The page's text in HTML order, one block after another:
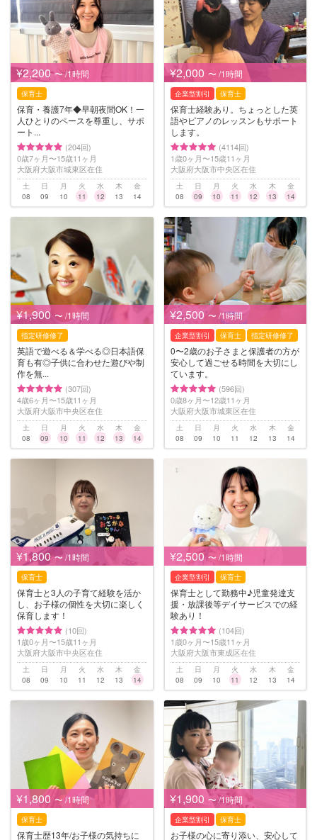
¥2,200 〜 /1時間
保育士
保育・養護7年◆早朝夜間OK！一
人ひとりのペースを尊重し、サポ
ート...
(204回)
0歳7ヶ月〜15歳11ヶ月
大阪府大阪市城東区在住
土
08
日
09
月
10
火
11
水
12
木
13
金
14
¥2,000 〜 /1時間
企業型割引 保育士
保育士経験あり。ちょっとした英
語やピアノのレッスンもサポート
します。
(4114回)
1歳0ヶ月〜15歳11ヶ月
大阪府大阪市中央区在住
土
08
日
09
月
10
火
11
水
12
木
13
金
14
¥1,900 〜 /1時間
指定研修修了
英語で遊べる＆学べる◎日本語保
育も有◎子供に合わせた遊びや制
作を無...
(307回)
4歳6ヶ月〜15歳11ヶ月
大阪府大阪市中央区在住
土
08
日
09
月
10
火
11
水
12
木
13
金
14
¥2,500 〜 /1時間
企業型割引 保育士 指定研修修了
0〜2歳のお子さまと保護者の方が
安心して過ごせる時間を大切にし
ています。
(596回)
0歳8ヶ月〜12歳11ヶ月
大阪府大阪市城東区在住
土
08
日
09
月
10
火
11
水
12
木
13
金
14
¥1,800 〜 /1時間
保育士
保育士と3人の子育て経験を活か
し、お子様の個性を大切に楽しく
保育します！
(10回)
1歳0ヶ月〜15歳11ヶ月
大阪府大阪市中央区在住
土
08
日
09
月
10
火
11
水
12
木
13
金
14
¥2,500 〜 /1時間
企業型割引 保育士
保育士として勤務中♪児童発達支
援・放課後等デイサービスでの経
験あり！
(104回)
1歳0ヶ月〜15歳11ヶ月
大阪府大阪市東成区在住
土
08
日
09
月
10
火
11
水
12
木
13
金
14
¥1,800 〜 /1時間
保育士
保育士歴13年/お子様の気持ちに
¥1,900 〜 /1時間
企業型割引 保育士
お子様の心に寄り添い、安心して